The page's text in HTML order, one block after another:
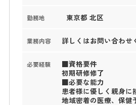
勤務地 東京都 北区
業務内容 詳しくはお問い合わせ
必要経験
■資格要件
初期研修修了
■必要な能力
患者様に優しく親身に
地域密着の医療、保健